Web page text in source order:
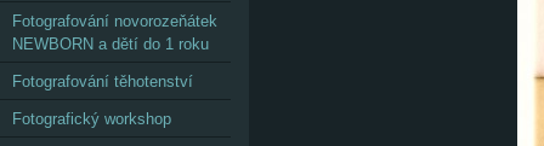
Fotografování novorozeňátek
NEWBORN a dětí do 1 roku
Fotografování těhotenství
Fotografický workshop